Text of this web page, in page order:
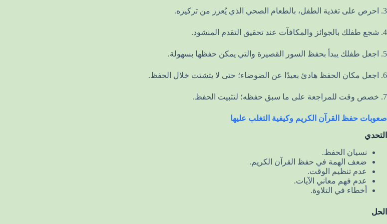
3. احرص على تغذية الطفل، بالطعام الصحي الذي يُعزز من تركيزه.
4. شجع طفلك بالجوائز والمكافآت عند تحقيق التقدم المنشود.
5. اجعل طفلك يبدأ بحفظ السور القصيرة والتي يمكن حفظها بسهولة.
6. اجعل مكان الحفظ هادئ بعيدًا عن الضوضاء؛ حتى لا يتشتت خلال الحفظ.
7. خصص وقت للمراجعة على ما سبق حفظه؛ لتثبيت الحفظ.
صعوبات حفظ القرآن الكريم وكيفية التغلب عليها
التحدي
نسيان الحفظ.
ضعف الهمة في حفظ القرآن الكريم.
عدم تنظيم الوقت.
عدم فهم معاني الآيات.
أخطاء في التلاوة.
الحل